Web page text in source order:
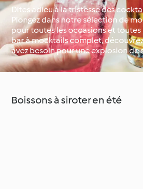
Dites adieu à la tristesse des
Plongez dans notre sélection de
pour toutes les occasions et toutes
bar à mocktails complet,
avez besoin pour une explosion de
Boissons à siroter en été